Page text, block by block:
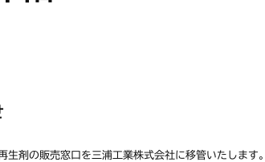
の販売窓口を三浦工業株式会社に移管いたします。